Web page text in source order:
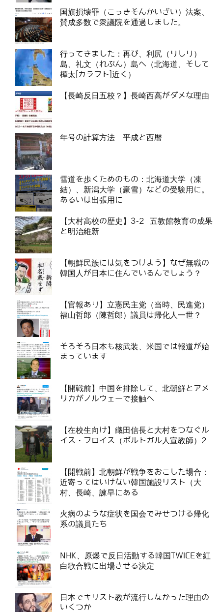
国旗損壊罪（こっきそんかいざい）法案、
賛成多数で衆議院を通過しました。
行ってきました：再び、利尻（りしり）
島、礼文（れぶん）島へ（北海道、そして
樺太[カラフト]近く）
【長崎反日五校？】長崎西高がダメな理由
年号の計算方法 平成と西暦
雪道を歩くためのもの：北海道大学（凍
結）、新潟大学（豪雪）などの受験用に。
あるいは出張用に
【大村高校の歴史】3-2 五教館教育の成果
と明治維新
【朝鮮民族には気をつけよう】なぜ無職の
韓国人が日本に住んでいるんでしょう？
【官報あり】立憲民主党（当時、民進党）
福山哲郎（陳哲郎）議員は帰化人一世？
そろそろ日本も核武装、米国では報道が始
まっています
【開戦前】中国を排除して、北朝鮮とアメ
リカがノルウェーで接触へ
【在校生向け】織田信長と大村をつなぐル
イス・フロイス（ポルトガル人宣教師）2
【開戦前】北朝鮮が戦争をおこした場合：
近寄ってはいけない韓国施設リスト（大
村、長崎、諫早にある
火病のような症状を国会でみせつける帰化
系の議員たち
NHK、原爆で反日活動する韓国TWICEを紅
白歌合戦に出場させる決定
日本でキリスト教が流行しなかった理由の
いくつか